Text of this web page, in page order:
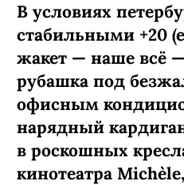
В условиях
стабильными +20
жакет — наше всё
рубашка под
офисным
нарядный
в роскошных
кинотеатра